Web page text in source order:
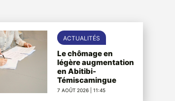
ACTUALITÉS
Le chômage en
légère augmentation
en Abitibi-
Témiscamingue
7 AOÛT 2026 | 11:45